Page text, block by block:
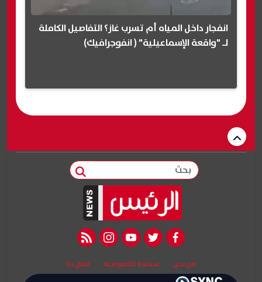
انفجار داخل المياه أم تسرب غاز؟ التفاصيل الكاملة
لـ "واقعة الإسماعيلية" ( انفوجرافيك)
بحث
facebook
twitter
youtube
instagram
rss feed
من نحن سياسة الخصوصية اتصل بنا